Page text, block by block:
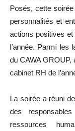
Posés, cette
personnalités et
actions positives
l’année. Parmi les
du CAWA GROUP,
cabinet RH de
La soirée a réuni
des
ressources